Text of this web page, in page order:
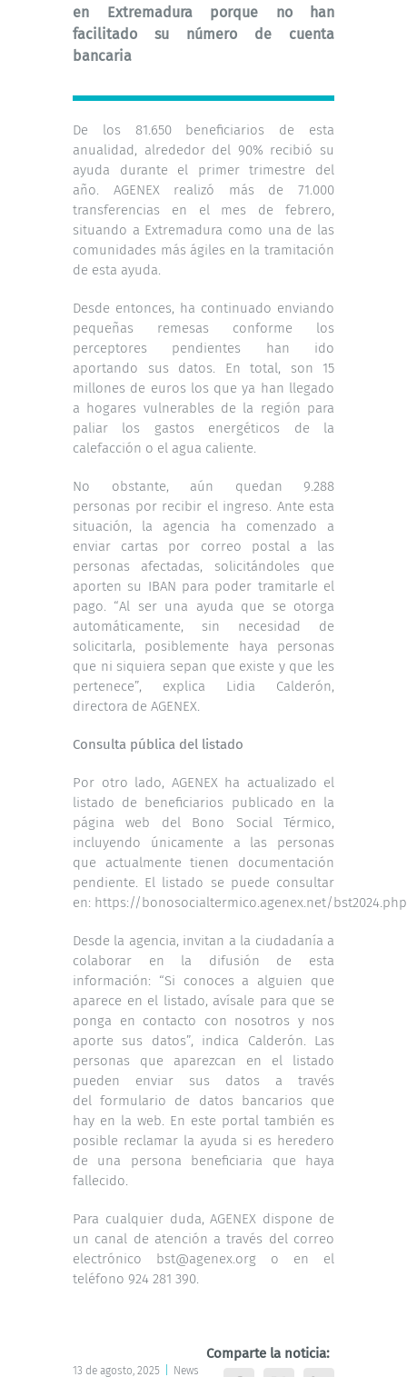
en Extremadura porque no han
facilitado su número de cuenta
bancaria
De los 81.650 beneficiarios de esta
anualidad, alrededor del 90% recibió su
ayuda durante el primer trimestre del
año. AGENEX realizó más de 71.000
transferencias en el mes de febrero,
situando a Extremadura como una de las
comunidades más ágiles en la tramitación
de esta ayuda.
Desde entonces, ha continuado enviando
pequeñas remesas conforme los
perceptores pendientes han ido
aportando sus datos. En total, son 15
millones de euros los que ya han llegado
a hogares vulnerables de la región para
paliar los gastos energéticos de la
calefacción o el agua caliente.
No obstante, aún quedan 9.288
personas por recibir el ingreso. Ante esta
situación, la agencia ha comenzado a
enviar cartas por correo postal a las
personas afectadas, solicitándoles que
aporten su IBAN para poder tramitarle el
pago. “Al ser una ayuda que se otorga
automáticamente, sin necesidad de
solicitarla, posiblemente haya personas
que ni siquiera sepan que existe y que les
pertenece”, explica Lidia Calderón,
directora de AGENEX.
Consulta pública del listado
Por otro lado, AGENEX ha actualizado el
listado de beneficiarios publicado en la
página web del Bono Social Térmico,
incluyendo únicamente a las personas
que actualmente tienen documentación
pendiente. El listado se puede consultar
en: https://bonosocialtermico.agenex.net/bst2024.php
Desde la agencia, invitan a la ciudadanía a
colaborar en la difusión de esta
información: “Si conoces a alguien que
aparece en el listado, avísale para que se
ponga en contacto con nosotros y nos
aporte sus datos”, indica Calderón. Las
personas que aparezcan en el listado
pueden enviar sus datos a través
delformulario de datos bancarios que
hay en la web. En este portal también es
posible reclamar la ayuda si es heredero
de una persona beneficiaria que haya
fallecido.
Para cualquier duda, AGENEX dispone de
un canal de atención a través del correo
electrónico bst@agenex.org o en el
teléfono 924 281 390.
13 de agosto, 2025 News
Comparte la noticia: